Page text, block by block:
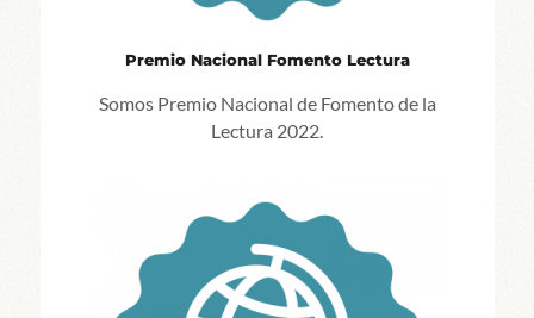
Premio Nacional Fomento Lectura
Somos Premio Nacional de Fomento de la
Lectura 2022.